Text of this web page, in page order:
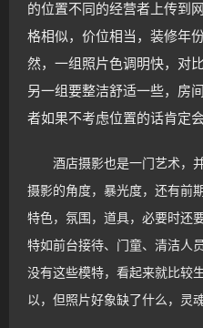
的位置不同的经营者上传到
格相似，价位相当，装修年
然，一组照片色调明快，对
另一组要整洁舒适一些，房
者如果不考虑位置的话肯定
酒店摄影也是一门艺术，
摄影的角度，暴光度，还有前
特色，氛围，道具，必要时还
特如前台接待、门童、清洁人
没有这些模特，看起来就比较
以，但照片好象缺了什么，灵